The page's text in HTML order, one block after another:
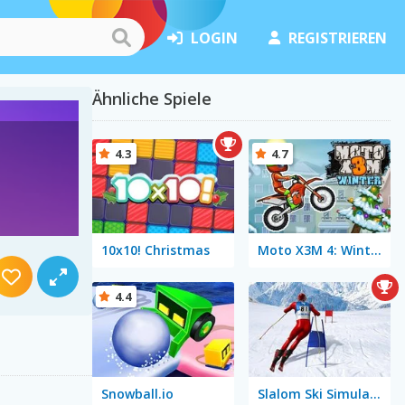
LOGIN REGISTRIEREN
Ähnliche Spiele
10x10! Christmas
4.3
Moto X3M 4: Winter
4.7
Snowball.io
4.4
Slalom Ski Simulator